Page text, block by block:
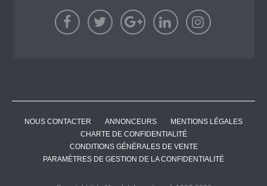
NOUS CONTACTER ANNONCEURS
MENTIONS LÉGALES
CHARTE DE CONFIDENTIALITÉ
CONDITIONS GÉNÉRALES DE VENTE
PARAMÈTRES DE GESTION DE LA CONFIDENTIALITÉ